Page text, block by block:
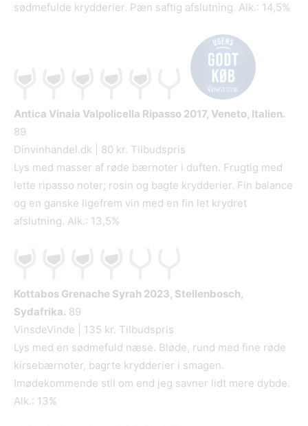
sødmefulde krydderier. Pæn saftig afslutning. Alk.: 14,5%
Antica Vinaia Valpolicella Ripasso 2017, Veneto, Italien.
89
Dinvinhandel.dk | 80 kr. Tilbudspris
Lys med masser af røde bærnoter i duften. Frugtig med
lette ripasso noter; rosin og bagte krydderier. Fin balance
og en ganske ligefrem vin med en fin let krydret
afslutning. Alk.: 13,5%
Kottabos Grenache Syrah 2023, Stellenbosch,
Sydafrika. 89
VinsdeVinde | 135 kr. Tilbudspris
Lys med en sødmefuld næse. Bløde, rund med fine røde
kirsebærnoter, bagrte krydderier i smagen.
Imødekommende stil om end jeg savner lidt mere dybde.
Alk.: 13%